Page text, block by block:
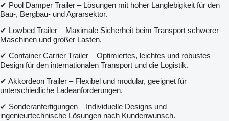
✔ Pool Damper Trailer – Lösungen mit hoher Langlebigkeit für den
Bau-, Bergbau- und Agrarsektor.
✔ Lowbed Trailer – Maximale Sicherheit beim Transport schwerer
Maschinen und großer Lasten.
✔ Container Carrier Trailer – Optimiertes, leichtes und robustes
Design für den internationalen Transport und die Logistik.
✔ Akkordeon Trailer – Flexibel und modular, geeignet für
unterschiedliche Ladeanforderungen.
✔ Sonderanfertigungen – Individuelle Designs und
ingenieurtechnische Lösungen nach Kundenwunsch.